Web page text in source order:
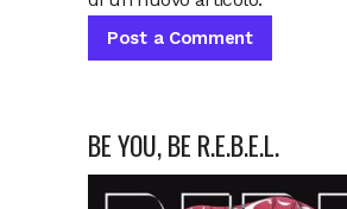
BE YOU, BE R.E.B.E.L.